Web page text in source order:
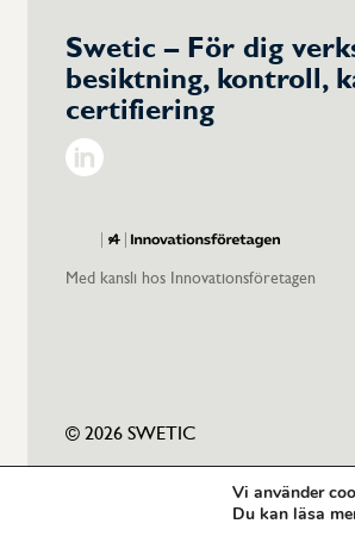
Swetic – För dig
besiktning, kontroll,
certifiering
Med kansli hos Innovationsföretagen
© 2026 SWETIC
Vi använder
Du kan läsa